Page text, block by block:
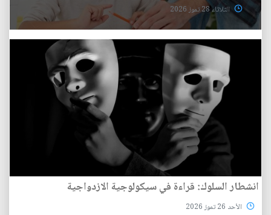
الثلاثاء 28 تموز 2026
انشطار السلوك: قراءة في سيكولوجية الازدواجية
الأحد 26 تموز 2026